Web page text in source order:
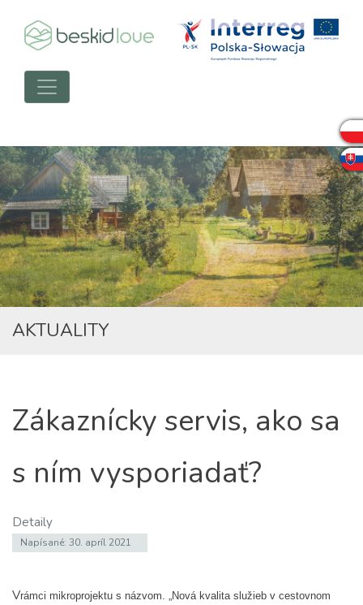
AKTUALITY
Zákaznícky servis, ako sa
s ním vysporiadať?
Detaily
Napísané: 30. apríl 2021
Vrámci mikroprojektu s názvom. „Nová kvalita služieb v cestovnom